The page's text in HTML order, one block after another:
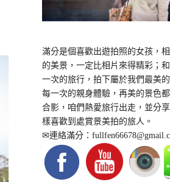
滿分是個喜歡出遊拍照的女孩，
的美景，一定比相片來得精彩；
一次的旅行，拍下屬於我們最美
每一次的親身體驗，再美的景色
合影，咱們熱愛旅行出走，並分
樣喜歡到處賞景美拍的旅人。
✉連絡滿分：